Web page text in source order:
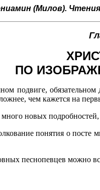
(Милов).
ПО
подвиге,
чем кажется на
новых
понятия о
песнопевцев можно